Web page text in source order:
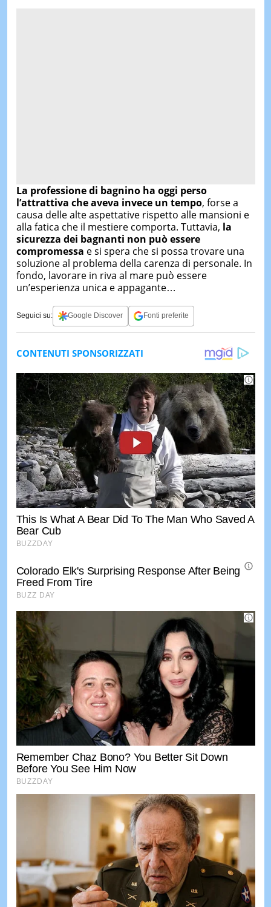
La professione di bagnino ha oggi perso
l’attrattiva che aveva invece un tempo, forse a
causa delle alte aspettative rispetto alle mansioni e
alla fatica che il mestiere comporta. Tuttavia, la
sicurezza dei bagnanti non può essere
compromessa e si spera che si possa trovare una
soluzione al problema della carenza di personale. In
fondo, lavorare in riva al mare può essere
un’esperienza unica e appagante…
Seguici su: Google Discover Fonti preferite